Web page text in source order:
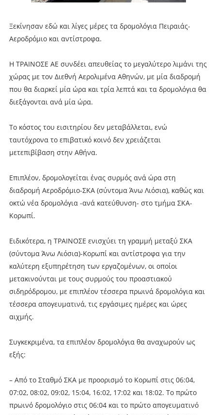
Ξεκίνησαν εδώ και λίγες μέρες τα δρομολόγια Πειραιάς-
Αεροδρόμιο και αντίστροφα.
Η ΤΡΑΙΝΟΣΕ ΑΕ συνδέει απευθείας το μεγαλύτερο λιμάνι της
χώρας με τον Διεθνή Αερολιμένα Αθηνών, με μία διαδρομή
που θα διαρκεί μία ώρα και τρία λεπτά και τα δρομολόγια θα
διεξάγονται ανά μία ώρα.
Το κόστος του εισιτηρίου δεν μεταβάλλεται, ενώ
ταυτόχρονα το επιβατικό κοινό δεν χρειάζεται
μετεπιβίβαση στην Αθήνα.
Επιπλέον, δρομολογείται ένας συρμός ανά ώρα στη
διαδρομή Αεροδρόμιο-ΣΚΑ (σύντομα Άνω Λιόσια), καθώς και
οκτώ νέα δρομολόγια -ανά κατεύθυνση- στο τμήμα ΣΚΑ-
Κορωπί.
Ειδικότερα, η ΤΡΑΙΝΟΣΕ ενισχύει τη γραμμή μεταξύ ΣΚΑ
(σύντομα Άνω Λιόσια)-Κορωπί και αντίστροφα για την
καλύτερη εξυπηρέτηση των εργαζομένων, οι οποίοι
μετακινούνται με τους συρμούς του προαστιακού
σιδηρόδρομου, με επιπλέον τέσσερα πρωινά δρομολόγια και
τέσσερα απογευματινά, τις εργάσιμες ημέρες και ώρες
αιχμής.
Συγκεκριμένα, τα επιπλέον δρομολόγια θα αναχωρούν ως
εξής:
– Από το Σταθμό ΣΚΑ με προορισμό το Κορωπί στις 06:04,
07:02, 08:02, 09:02, 15:04, 16:02, 17:02 και 18:02. Το πρώτο
πρωινό δρομολόγιο στις 06:04 και το πρώτο απογευματινό